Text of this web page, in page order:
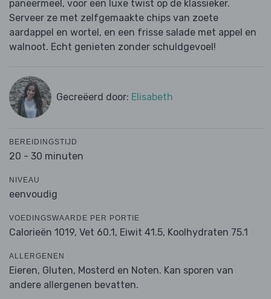
paneermeel, voor een luxe twist op de klassieker.
Serveer ze met zelfgemaakte chips van zoete
aardappel en wortel, en een frisse salade met appel en
walnoot. Echt genieten zonder schuldgevoel!
Gecreëerd door: Elisabeth
BEREIDINGSTIJD
20 - 30 minuten
NIVEAU
eenvoudig
VOEDINGSWAARDE PER PORTIE
Calorieën 1019, Vet 60.1, Eiwit 41.5, Koolhydraten 75.1
ALLERGENEN
Eieren, Gluten, Mosterd en Noten. Kan sporen van
andere allergenen bevatten.